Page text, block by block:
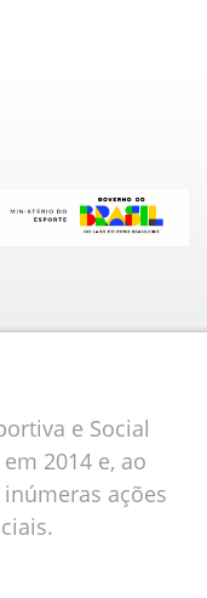
e Social
2014 e, ao
ações